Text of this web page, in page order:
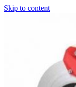
Skip to content